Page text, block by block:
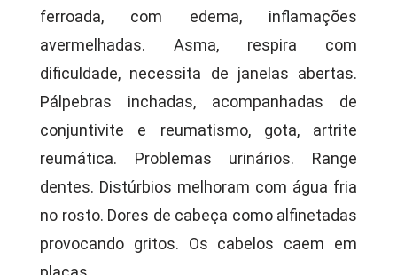
ferroada, com edema, inflamações
avermelhadas. Asma, respira com
dificuldade, necessita de janelas abertas.
Pálpebras inchadas, acompanhadas de
conjuntivite e reumatismo, gota, artrite
reumática. Problemas urinários. Range
dentes. Distúrbios melhoram com água fria
no rosto. Dores de cabeça como alfinetadas
provocando gritos. Os cabelos caem em